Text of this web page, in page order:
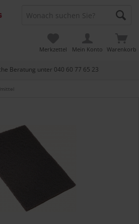
Beratung unter 040 60 77 65 23
Warenkorb
Merkzettel Mein Konto